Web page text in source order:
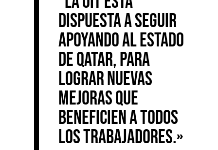
dispuesta a seguir
apoyando al Estado
de Qatar, para
lograr nuevas
mejoras que
beneficien a todos
los trabajadores.»